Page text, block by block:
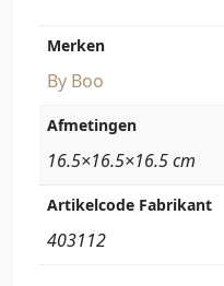
Merken
By Boo
Afmetingen
16.5×16.5×16.5 cm
Artikelcode Fabrikant
403112